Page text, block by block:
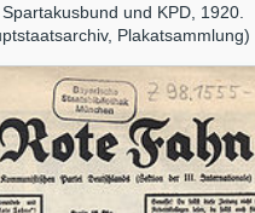
und KPD, 1920.
Plakatsammlung)